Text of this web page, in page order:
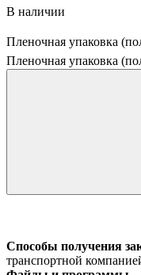
В наличии
Пленочная упаковка
Пленочная упаковка
Способы получения
транспортной